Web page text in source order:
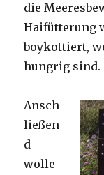
die
Haifütterung
boykottiert,
hungrig sind.
Ansch
ließen
d
wolle